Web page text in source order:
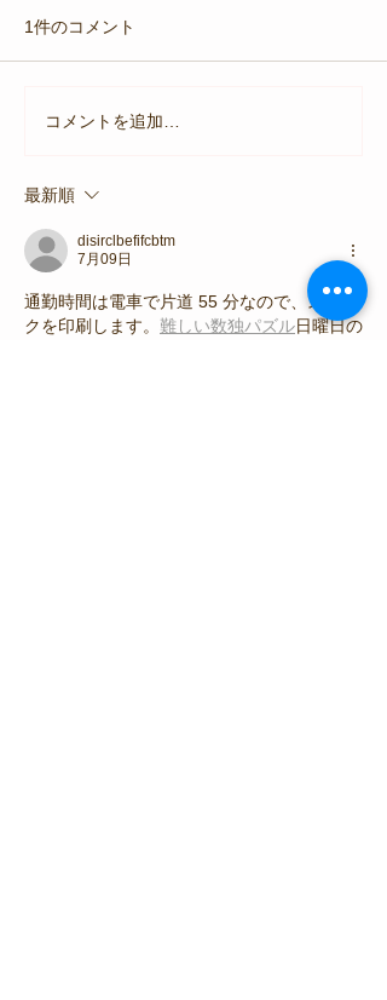
【8月7日(金)】深海の奇跡
1件のコメント
コメントを追加…
最新順
disirclbefifcbtm
7月09日
通勤時間は電車で片道 55 分なので、スタッ
クを印刷します。 難しい数独パズル日曜日の